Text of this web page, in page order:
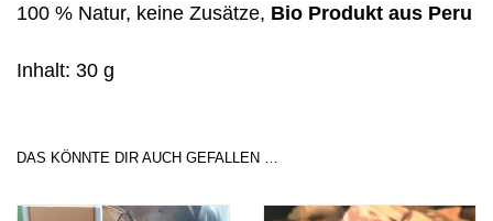
100 % Natur, keine Zusätze, Bio Produkt aus Peru
Inhalt: 30 g
DAS KÖNNTE DIR AUCH GEFALLEN …